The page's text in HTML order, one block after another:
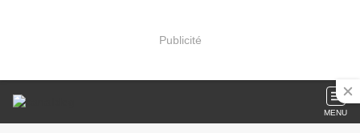
Publicité
MENU